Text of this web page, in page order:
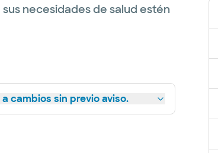
necesidades de salud estén
cambios sin previo aviso.